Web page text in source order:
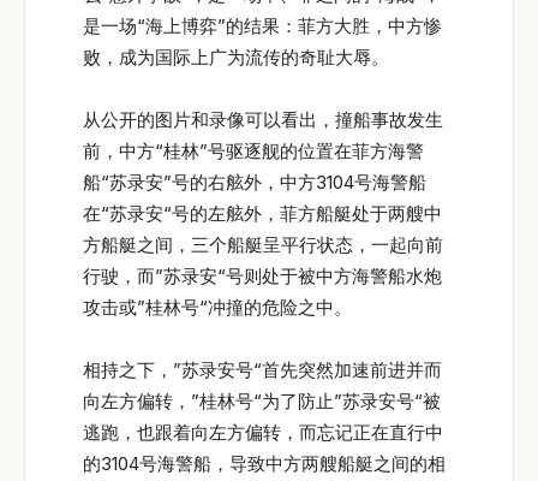
是一场“海上博弈”的结果：菲方大胜，中方惨
败，成为国际上广为流传的奇耻大辱。
从公开的图片和录像可以看出，撞船事故发生
前，中方“桂林”号驱逐舰的位置在菲方海警
船“苏录安”号的右舷外，中方3104号海警船
在“苏录安“号的左舷外，菲方船艇处于两艘中
方船艇之间，三个船艇呈平行状态，一起向前
行驶，而”苏录安“号则处于被中方海警船水炮
攻击或”桂林号“冲撞的危险之中。
相持之下，”苏录安号“首先突然加速前进并而
向左方偏转，”桂林号“为了防止”苏录安号“被
逃跑，也跟着向左方偏转，而忘记正在直行中
的3104号海警船，导致中方两艘船艇之间的相